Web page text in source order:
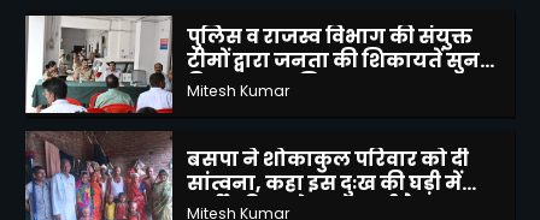
2
पुलिस व राजस्व विभाग की संयुक्त
टीमों द्वारा जनता की शिकायतें सुन
किया उनका निस्तारण
Mitesh Kumar
बसपा ने शोकाकुल परिवार को दी
सांत्वना, कहा इस दुःख की घड़ी में
पार्टी परिवार के साथ खड़ी है
Mitesh Kumar